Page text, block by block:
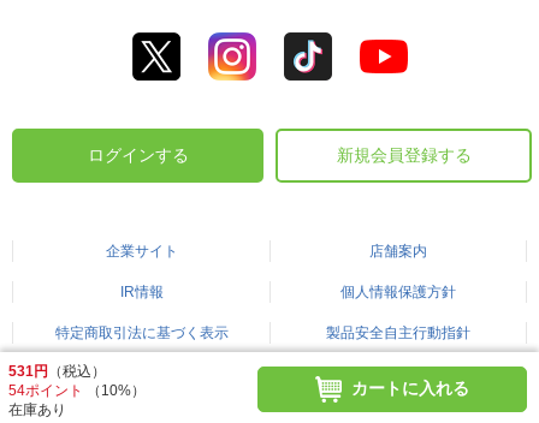
531円
（税込）
54ポイント
（10%）
在庫あり
カートに入れる
ログインする 新規会員登録する
企業サイト 店舗案内
IR情報 個人情報保護方針
特定商取引法に基づく表示 製品安全自主行動指針
©2003-2026 BICCAMERA.COM